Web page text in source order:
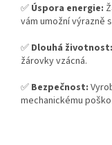
✅ Úspora energie:
vám umožní výrazně
✅ Dlouhá životnost:
žárovky vzácná.
✅ Bezpečnost:
mechanickému